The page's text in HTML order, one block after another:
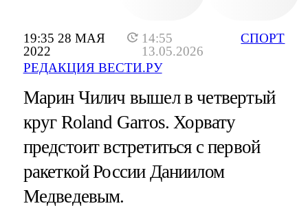
19:35 28 МАЯ
2022
14:55
13.05.2026
РЕДАКЦИЯ ВЕСТИ.РУ
СПОРТ
Марин Чилич вышел в четвертый
круг Roland Garros. Хорвату
предстоит встретиться с первой
ракеткой России Даниилом
Медведевым.